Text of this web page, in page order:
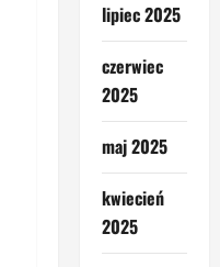
lipiec 2025
czerwiec
2025
maj 2025
kwiecień
2025